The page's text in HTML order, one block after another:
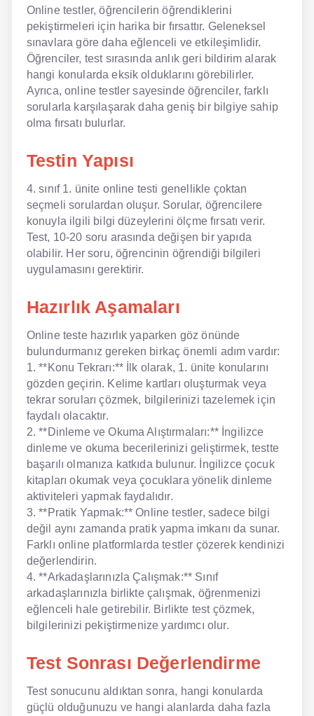
İngilizce Kursu Yorum
İngilizce Kursu
NLP İngilizce
Offline İngilizce
Tavsiyeler
Gizlilik Politikası
Bize Ulaşın
Online testler, öğrencilerin öğrendiklerini
pekiştirmeleri için harika bir fırsattır. Geleneksel
sınavlara göre daha eğlenceli ve etkileşimlidir.
Öğrenciler, test sırasında anlık geri bildirim alarak
hangi konularda eksik olduklarını görebilirler.
Ayrıca, online testler sayesinde öğrenciler, farklı
sorularla karşılaşarak daha geniş bir bilgiye sahip
olma fırsatı bulurlar.
Testin Yapısı
4. sınıf 1. ünite online testi genellikle çoktan
seçmeli sorulardan oluşur. Sorular, öğrencilere
konuyla ilgili bilgi düzeylerini ölçme fırsatı verir.
Test, 10-20 soru arasında değişen bir yapıda
olabilir. Her soru, öğrencinin öğrendiği bilgileri
uygulamasını gerektirir.
Hazırlık Aşamaları
Online teste hazırlık yaparken göz önünde
bulundurmanız gereken birkaç önemli adım vardır:
1. **Konu Tekrarı:** İlk olarak, 1. ünite konularını
gözden geçirin. Kelime kartları oluşturmak veya
tekrar soruları çözmek, bilgilerinizi tazelemek için
faydalı olacaktır.
2. **Dinleme ve Okuma Alıştırmaları:** İngilizce
dinleme ve okuma becerilerinizi geliştirmek, testte
başarılı olmanıza katkıda bulunur. İngilizce çocuk
kitapları okumak veya çocuklara yönelik dinleme
aktiviteleri yapmak faydalıdır.
3. **Pratik Yapmak:** Online testler, sadece bilgi
değil aynı zamanda pratik yapma imkanı da sunar.
Farklı online platformlarda testler çözerek kendinizi
değerlendirin.
4. **Arkadaşlarınızla Çalışmak:** Sınıf
arkadaşlarınızla birlikte çalışmak, öğrenmenizi
eğlenceli hale getirebilir. Birlikte test çözmek,
bilgilerinizi pekiştirmenize yardımcı olur.
Test Sonrası Değerlendirme
Test sonucunu aldıktan sonra, hangi konularda
güçlü olduğunuzu ve hangi alanlarda daha fazla